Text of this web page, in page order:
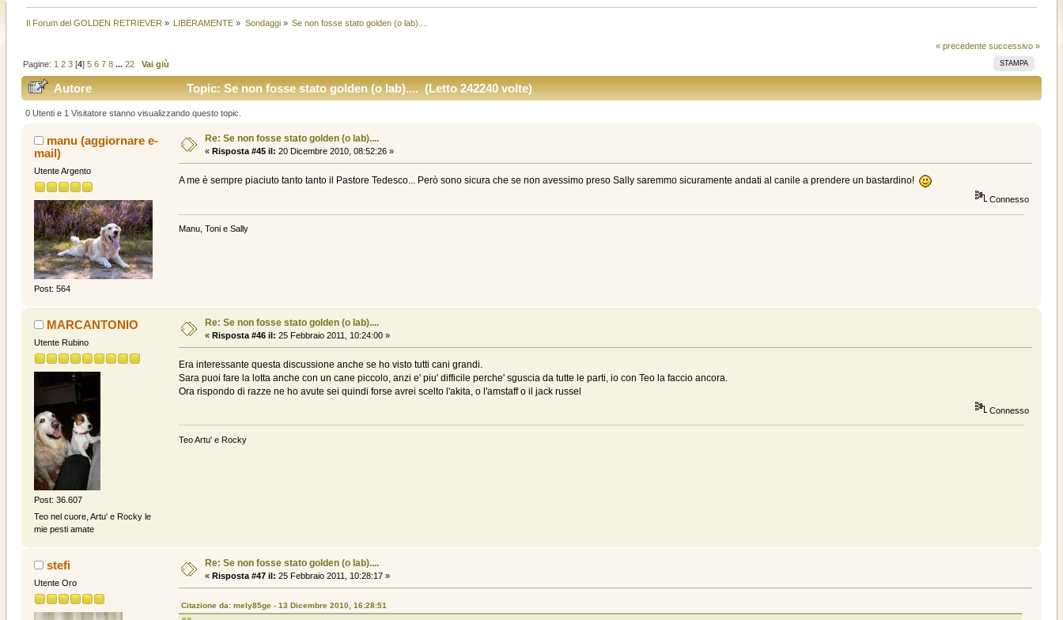
Il Forum del GOLDEN RETRIEVER » LIBERAMENTE » Sondaggi» Se non fosse stato golden (o lab)....
« precedente successivo »
STAMPA
Pagine: 1 2 3[4] 5 6 7 8 ... 22 Vai giù
Autore Topic: Se non fosse stato golden (o lab).... (Letto 242240 volte)
0 Utenti e 1 Visitatore stanno visualizzando questo topic.
manu (aggiornare e-
mail)
Utente Argento
Post: 564
Re: Se non fosse stato golden (o lab)....
« Risposta #45 il: 20 Dicembre 2010, 08:52:26 »
A me è sempre piaciuto tanto tanto il Pastore Tedesco... Però sono sicura che se non avessimo preso Sally saremmo sicuramente andati al canile a prendere un bastardino!
Connesso
Manu, Toni e Sally
MARCANTONIO
Utente Rubino
Post: 36.607
Teo nel cuore, Artu' e Rocky le
mie pesti amate
Re: Se non fosse stato golden (o lab)....
« Risposta #46 il: 25 Febbraio 2011, 10:24:00 »
Era interessante questa discussione anche se ho visto tutti cani grandi.
Sara puoi fare la lotta anche con un cane piccolo, anzi e' piu' difficile perche' sguscia da tutte le parti, io con Teo la faccio ancora.
Ora rispondo di razze ne ho avute sei quindi forse avrei scelto l'akita, o l'amstaff o il jack russel
Connesso
Teo Artu' e Rocky
stefi
Utente Oro
Re: Se non fosse stato golden (o lab)....
« Risposta #47 il: 25 Febbraio 2011, 10:28:17 »
Citazione da: mely85ge - 13 Dicembre 2010, 16:28:51